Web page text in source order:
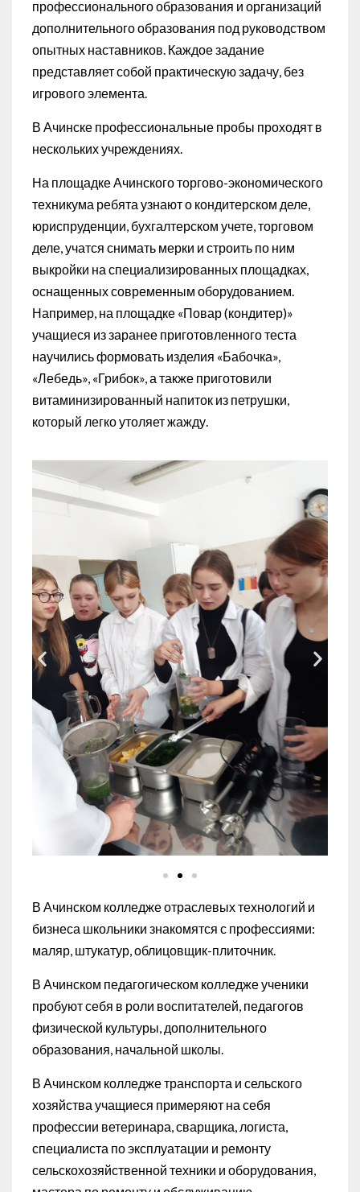
профессионального образования и организаций
дополнительного образования под руководством
опытных наставников. Каждое задание
представляет собой практическую задачу, без
игрового элемента.
В Ачинске профессиональные пробы проходят в
нескольких учреждениях.
На площадке Ачинского торгово-экономического
техникума ребята узнают о кондитерском деле,
юриспруденции, бухгалтерском учете, торговом
деле, учатся снимать мерки и строить по ним
выкройки на специализированных площадках,
оснащенных современным оборудованием.
Например, на площадке «Повар (кондитер)»
учащиеся из заранее приготовленного теста
научились формовать изделия «Бабочка»,
«Лебедь», «Грибок», а также приготовили
витаминизированный напиток из петрушки,
который легко утоляет жажду.
В Ачинском колледже отраслевых технологий и
бизнеса школьники знакомятся с профессиями:
маляр, штукатур, облицовщик-плиточник.
В Ачинском педагогическом колледже ученики
пробуют себя в роли воспитателей, педагогов
физической культуры, дополнительного
образования, начальной школы.
В Ачинском колледже транспорта и сельского
хозяйства учащиеся примеряют на себя
профессии ветеринара, сварщика, логиста,
специалиста по эксплуатации и ремонту
сельскохозяйственной техники и оборудования,